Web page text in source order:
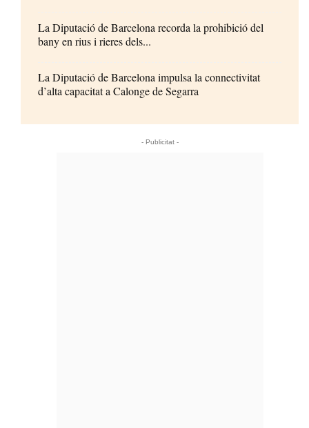
La Diputació de Barcelona recorda la prohibició del
bany en rius i rieres dels...
La Diputació de Barcelona impulsa la connectivitat
d’alta capacitat a Calonge de Segarra
- Publicitat -